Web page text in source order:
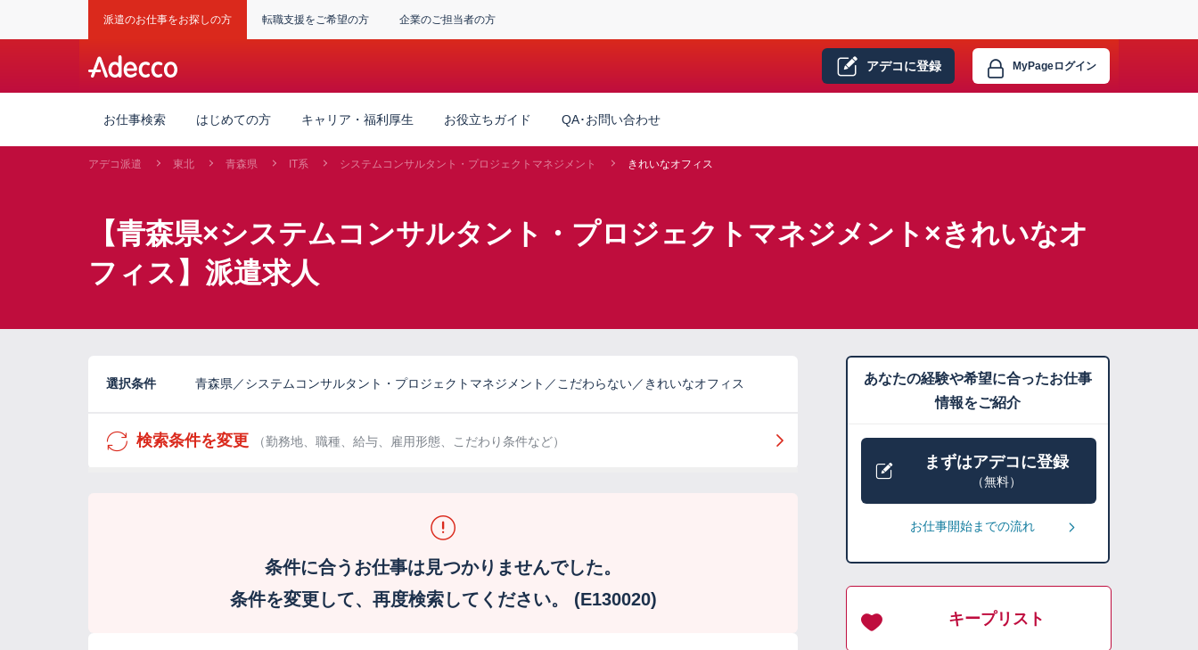
派遣のお仕事をお探しの方 転職支援をご希望の方 企業のご担当者の方
アデコに登録 MyPageログイン
お仕事検索 はじめての方 キャリア・福利厚生 お役立ちガイド QA･お問い合わせ
アデコ派遣 東北 青森県 IT系 システムコンサルタント・プロジェクトマネジメント きれいなオフィス
【青森県×システムコンサルタント・プロジェクトマネジメント×きれいなオ
フィス】派遣求人
選択条件 青森県／システムコンサルタント・プロジェクトマネジメント／こだわらない／きれいなオフィス
検索条件を変更 （勤務地、職種、給与、雇用形態、こだわり条件など）
条件に合うお仕事は見つかりませんでした。
条件を変更して、再度検索してください。 (E130020)
あなたの経験や希望に合ったお仕事
情報をご紹介
まずはアデコに登録
（無料）
お仕事開始までの流れ
キープリスト